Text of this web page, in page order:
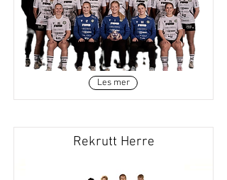
Les mer
Rekrutt Herre